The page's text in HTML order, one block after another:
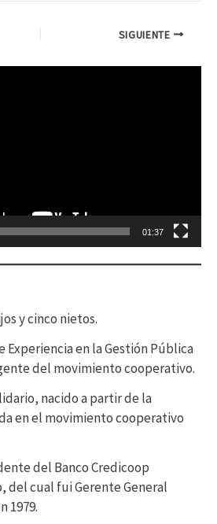
SIGUIENTE
01:37
y cinco nietos.
Experiencia en la Gestión Pública
del movimiento cooperativo.
nacido a partir de la
en el movimiento cooperativo
del Banco Credicoop
del cual fui Gerente General
1979.